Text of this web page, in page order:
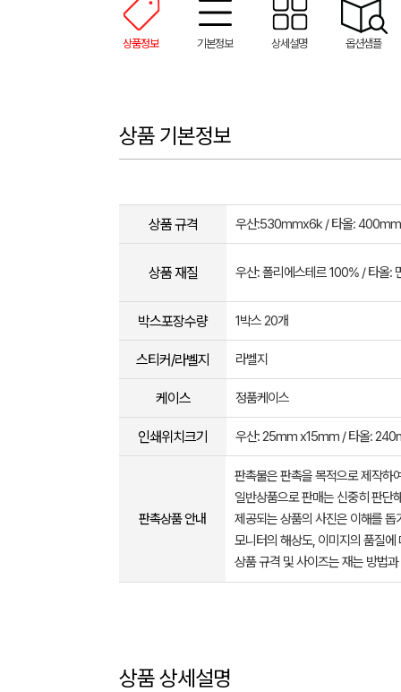
상품정보 기본정보 상세설명 옵션샘플
상품 기본정보
상품 규격 우산:530mmx6k / 타올:
상품 재질 우산: 폴리에스테르 100% / 타올:
박스포장수량 1박스 20개
스티커/라벨지 라벨지
케이스 정품케이스
인쇄위치크기 우산: 25mm x15mm / 타올:
판촉상품 안내
판촉물은 판촉을 목적으로 제작하
일반상품으로 판매는 신중히 판단
제공되는 상품의 사진은 이해를
모니터의 해상도, 이미지의 품질
상품 규격 및 사이즈는 재는 방법
상품 상세설명